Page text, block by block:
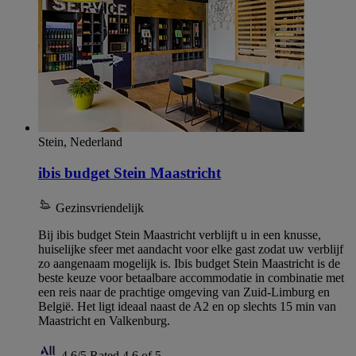
Stein, Nederland
ibis budget Stein Maastricht
Gezinsvriendelijk
Bij ibis budget Stein Maastricht verblijft u in een knusse,
huiselijke sfeer met aandacht voor elke gast zodat uw verblijf
zo aangenaam mogelijk is. Ibis budget Stein Maastricht is de
beste keuze voor betaalbare accommodatie in combinatie met
een reis naar de prachtige omgeving van Zuid-Limburg en
België. Het ligt ideaal naast de A2 en op slechts 15 min van
Maastricht en Valkenburg.